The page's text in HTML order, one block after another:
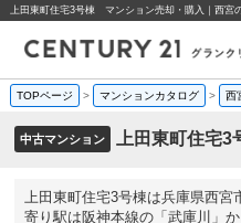
上田東町住宅3号棟 マンション売却・購入｜西宮
TOPページ > マンションカタログ > 西
中古マンション 上田東町住宅3
上田東町住宅3号棟は兵庫県西宮
寄り駅は阪神本線の「武庫川」